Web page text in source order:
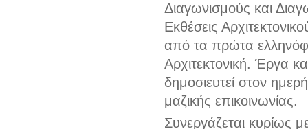
Διαγωνισμούς και
Εκθέσεις
από τα πρώτα
Αρχιτεκτονική. Έργα
δημοσιευτεί στον
μαζικής επικοινωνίας.
Συνεργάζεται κυρίως